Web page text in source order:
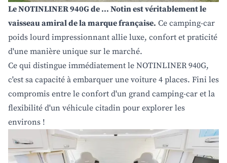
Le NOTINLINER 940G de ... Notin est véritablement le
vaisseau amiral de la marque française. Ce camping-car
poids lourd impressionnant allie luxe, confort et praticité
d'une manière unique sur le marché.
Ce qui distingue immédiatement le NOTINLINER 940G,
c'est sa capacité à embarquer une voiture 4 places. Fini les
compromis entre le confort d'un grand camping-car et la
flexibilité d'un véhicule citadin pour explorer les
environs !